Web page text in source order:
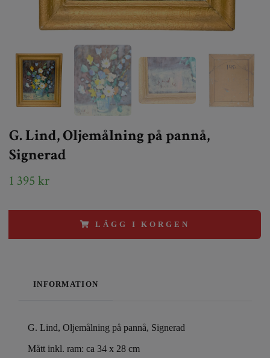
G. Lind, Oljemålning på pannå,
Signerad
1 395 kr
LÄGG I KORGEN
INFORMATION
G. Lind, Oljemålning på pannå, Signerad
Mått inkl. ram: ca 34 x 28 cm